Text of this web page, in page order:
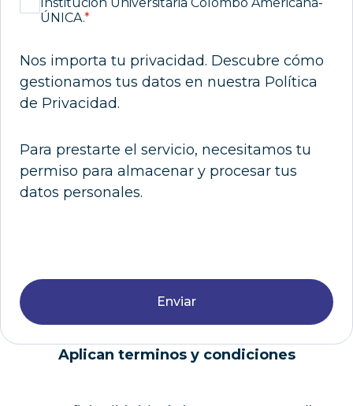
ÚNICA.*
Nos importa tu privacidad. Descubre cómo
gestionamos tus datos en nuestra Política
de Privacidad.
Para prestarte el servicio, necesitamos tu
permiso para almacenar y procesar tus
datos personales.
Enviar
Aplican terminos y condiciones